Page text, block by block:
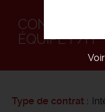
ÉQUIPE F/H
Type de contrat